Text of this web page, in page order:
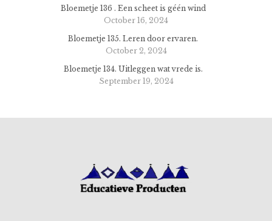
Bloemetje 136 . Een scheet is géén wind
October 16, 2024
Bloemetje 135. Leren door ervaren.
October 2, 2024
Bloemetje 134. Uitleggen wat vrede is.
September 19, 2024